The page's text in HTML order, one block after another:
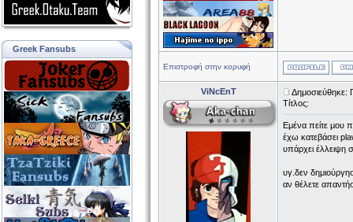
Greek Fansubs
Επιστροφή στην κορυφή
ViNcEnT
Τίτλος:
Εμένα πείτε μου
έχω κατεβάσει
υπάρχει έλλειψη
υγ.δεν
αν θέλετε